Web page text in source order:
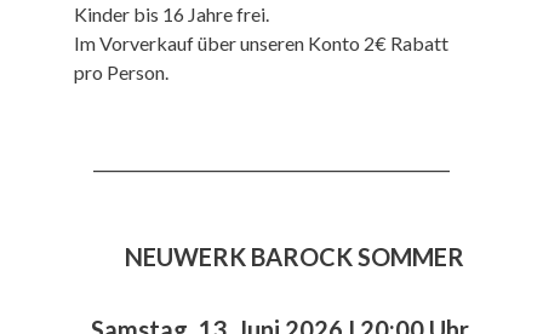
Kinder bis 16 Jahre frei.
Im Vorverkauf über unseren Konto 2€ Rabatt
pro Person.
NEUWERK BAROCK SOMMER